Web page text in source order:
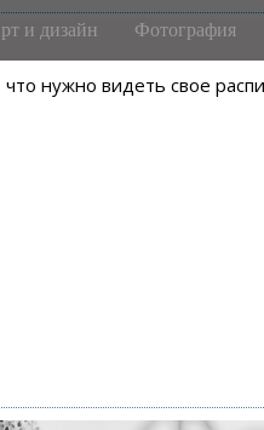
нужно видеть свое
и дизайн Фотография